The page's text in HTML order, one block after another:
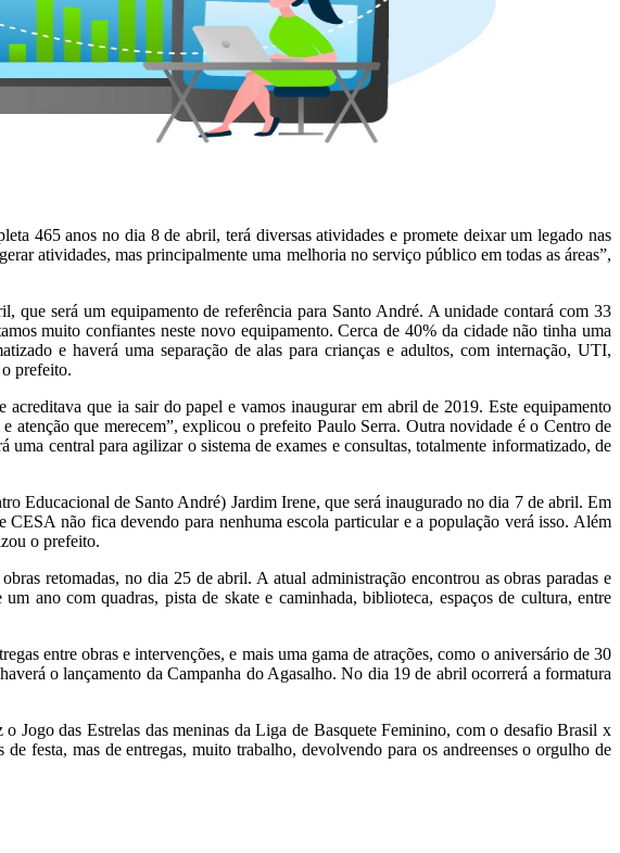
465 anos no dia 8 de abril, terá diversas atividades e promete deixar um legado nas
atividades, mas principalmente uma melhoria no serviço público em todas as áreas”,
será um equipamento de referência para Santo André. A unidade contará com 33
muito confiantes neste novo equipamento. Cerca de 40% da cidade não tinha uma
e haverá uma separação de alas para crianças e adultos, com internação, UTI,
prefeito.
que ia sair do papel e vamos inaugurar em abril de 2019. Este equipamento
que merecem”, explicou o prefeito Paulo Serra. Outra novidade é o Centro de
central para agilizar o sistema de exames e consultas, totalmente informatizado, de
Educacional de Santo André) Jardim Irene, que será inaugurado no dia 7 de abril. Em
CESA não fica devendo para nenhuma escola particular e a população verá isso. Além
o prefeito.
retomadas, no dia 25 de abril. A atual administração encontrou as obras paradas e
ano com quadras, pista de skate e caminhada, biblioteca, espaços de cultura, entre
entre obras e intervenções, e mais uma gama de atrações, como o aniversário de 30
o lançamento da Campanha do Agasalho. No dia 19 de abril ocorrerá a formatura
das Estrelas das meninas da Liga de Basquete Feminino, com o desafio Brasil x
festa, mas de entregas, muito trabalho, devolvendo para os andreenses o orgulho de